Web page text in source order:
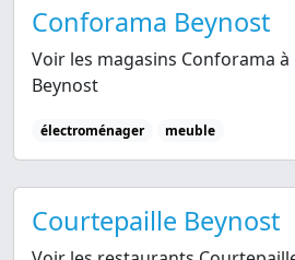
Conforama Beynost
Voir les magasins Conforama
Beynost
électroménager meuble
Courtepaille Beynost